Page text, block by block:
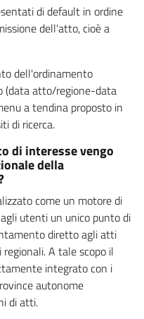
di default in ordine
dell'atto, cioè a
dell'ordinamento
(data atto/regione-data
a tendina proposto in
di ricerca.
di interesse vengo
della
come un motore di
utenti un unico punto di
diretto agli atti
A tale scopo il
integrato con i
autonome
di atti.